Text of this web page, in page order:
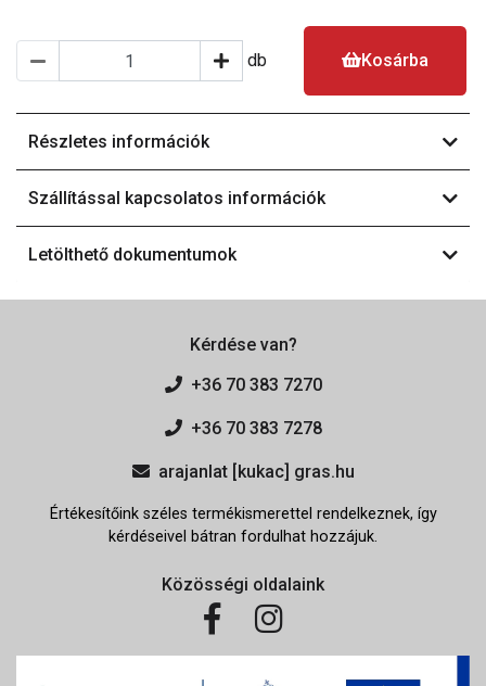
db Kosárba
Részletes információk
Szállítással kapcsolatos információk
Letölthető dokumentumok
Kérdése van?
+36 70 383 7270
+36 70 383 7278
arajanlat [kukac] gras.hu
Értékesítőink széles termékismerettel rendelkeznek, így
kérdéseivel bátran fordulhat hozzájuk.
Közösségi oldalaink